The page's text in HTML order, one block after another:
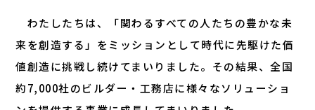
わたしたちは、「関わるすべての人たちの豊かな未
来を創造する」をミッションとして時代に先駆けた価
値創造に挑戦し続けてまいりました。その結果、全国
約7,000社のビルダー・工務店に様々なソリューショ